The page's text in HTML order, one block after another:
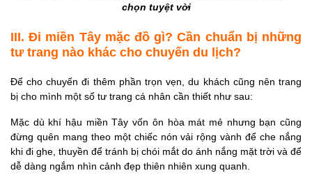
chọn tuyệt vời
III. Đi miền Tây mặc đồ gì? Cần chuẩn bị những
tư trang nào khác cho chuyến du lịch?
Để cho chuyến đi thêm phần trọn vẹn, du khách cũng nên trang
bị cho mình một số tư trang cá nhân cần thiết như sau:
Mặc dù khí hậu miền Tây vốn ôn hòa mát mẻ nhưng bạn cũng
đừng quên mang theo một chiếc nón vải rộng vành để che nắng
khi đi ghe, thuyền để tránh bị chói mắt do ánh nắng mặt trời và để
dễ dàng ngắm nhìn cảnh đẹp thiên nhiên xung quanh.